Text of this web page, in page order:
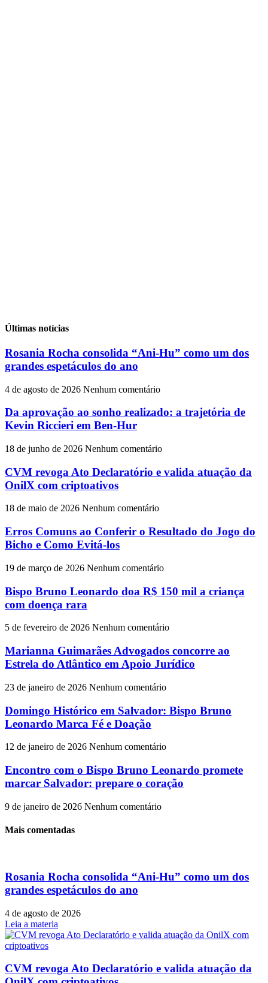
Últimas notícias
Rosania Rocha consolida “Ani-Hu” como um dos
grandes espetáculos do ano
4 de agosto de 2026 Nenhum comentário
Da aprovação ao sonho realizado: a trajetória de
Kevin Riccieri em Ben-Hur
18 de junho de 2026 Nenhum comentário
CVM revoga Ato Declaratório e valida atuação da
OnilX com criptoativos
18 de maio de 2026 Nenhum comentário
Erros Comuns ao Conferir o Resultado do Jogo do
Bicho e Como Evitá-los
19 de março de 2026 Nenhum comentário
Bispo Bruno Leonardo doa R$ 150 mil a criança
com doença rara
5 de fevereiro de 2026 Nenhum comentário
Marianna Guimarães Advogados concorre ao
Estrela do Atlântico em Apoio Jurídico
23 de janeiro de 2026 Nenhum comentário
Domingo Histórico em Salvador: Bispo Bruno
Leonardo Marca Fé e Doação
12 de janeiro de 2026 Nenhum comentário
Encontro com o Bispo Bruno Leonardo promete
marcar Salvador: prepare o coração
9 de janeiro de 2026 Nenhum comentário
Mais comentadas
Rosania Rocha consolida “Ani-Hu” como um dos
grandes espetáculos do ano
4 de agosto de 2026
Leia a materia
CVM revoga Ato Declaratório e valida atuação da